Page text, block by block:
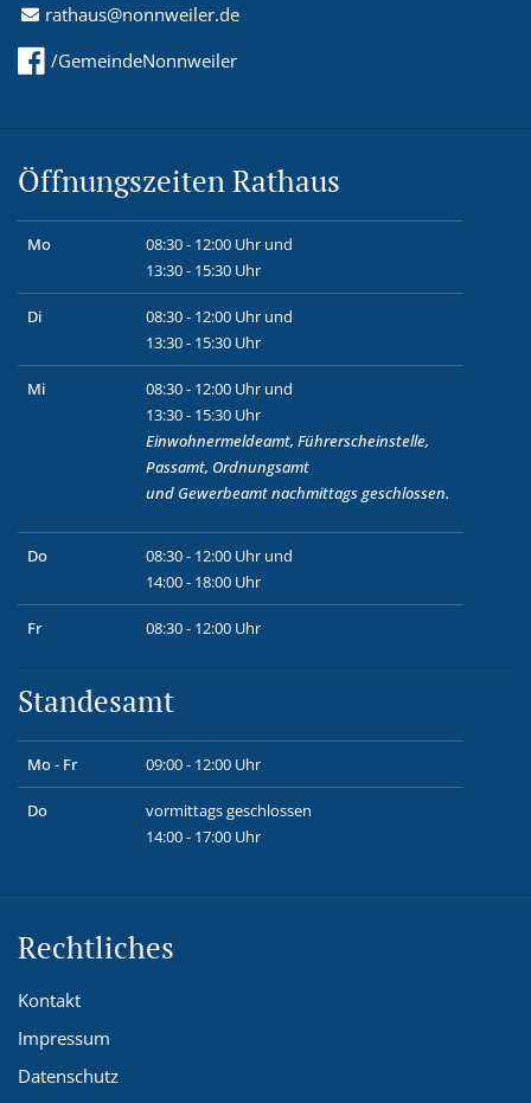
rathaus@nonnweiler.de
/GemeindeNonnweiler
Öffnungszeiten Rathaus
Mo
08:30 - 12:00 Uhr und
13:30 - 15:30 Uhr
Di
08:30 - 12:00 Uhr und
13:30 - 15:30 Uhr
Mi
08:30 - 12:00 Uhr und
13:30 - 15:30 Uhr
Einwohnermeldeamt, Führerscheinstelle,
Passamt, Ordnungsamt
und Gewerbeamtnachmittags geschlossen.
Do
08:30 - 12:00 Uhr und
14:00 - 18:00 Uhr
Fr 08:30 - 12:00 Uhr
Standesamt
Mo - Fr 09:00 - 12:00 Uhr
Do
vormittags geschlossen
14:00 - 17:00 Uhr
Rechtliches
Kontakt
Impressum
Datenschutz